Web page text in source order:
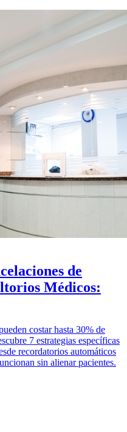
de
Médicos:
costar hasta 30% de
7 estrategias específicas
recordatorios automáticos
sin alienar pacientes.